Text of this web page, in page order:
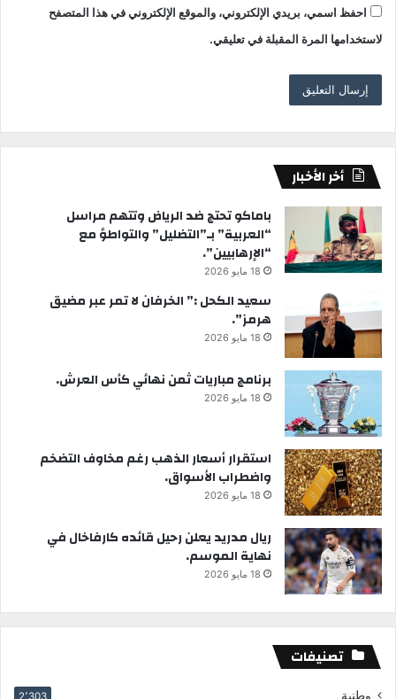
احفظ اسمي، بريدي الإلكتروني، والموقع الإلكتروني في هذا المتصفح
لاستخدامها المرة المقبلة في تعليقي.
أخر الأخبار
باماكو تحتج ضد الرياض وتتهم مراسل
“العربية” بـ”التضليل” والتواطؤ مع
“الإرهابيين”.
18 مايو 2026
سعيد الكحل :” الخرفان لا تمر عبر مضيق
هرمز”.
18 مايو 2026
برنامج مباريات ثمن نهائي كأس العرش.
18 مايو 2026
استقرار أسعار الذهب رغم مخاوف التضخم
واضطراب الأسواق.
18 مايو 2026
ريال مدريد يعلن رحيل قائده كارفاخال في
نهاية الموسم.
18 مايو 2026
تصنيفات
وطنية